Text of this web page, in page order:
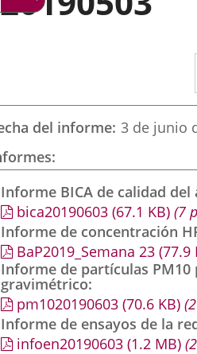
del informe 3 de junio
Informe BICA de calidad del
bica20190603 (67.1 KB) (7
Informe de concentración
BaP2019_Semana 23 (77.9
Informe de partículas PM10
gravimétrico
pm1020190603 (70.6 KB)
Informe de ensayos de la
infoen20190603 (1.2 MB)